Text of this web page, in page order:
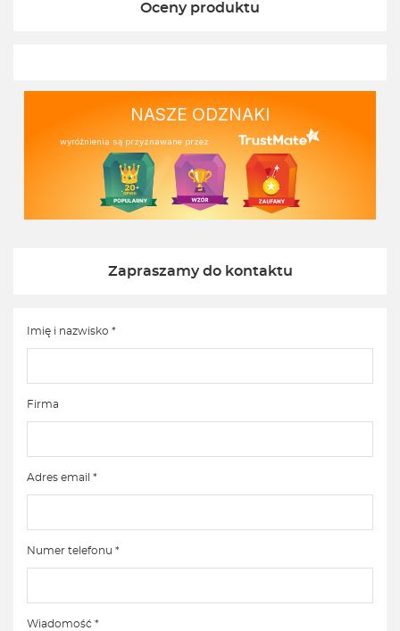
Oceny produktu
NASZE ODZNAKI
wyróżnienia są przyznawane przez
Zapraszamy do kontaktu
Imię i nazwisko *
Firma
Adres email *
Numer telefonu *
Wiadomość *